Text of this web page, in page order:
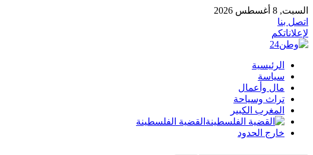
السبت, 8 أغسطس 2026
اتصل بنا
لإعلاناتكم
الرئيسية
سياسة
مال وأعمال
تراث وسياحة
المغرب الكبير
القضية الفلسطينة
خارج الحدود